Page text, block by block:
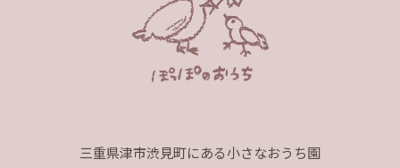
三重県津市渋見町にある小さなおうち園